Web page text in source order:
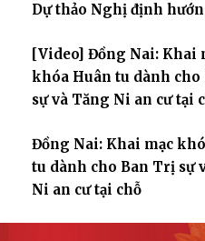
Dự thảo Nghị định
giáo
[Video] Đồng Nai: Khai
khóa Huân tu dành
sự và Tăng Ni an cư tại
Đồng Nai: Khai mạc
tu dành cho Ban Trị sự
Ni an cư tại chỗ